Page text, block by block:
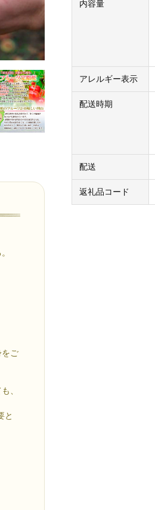
ご
、
と
内容量
アレルギー表示
配送時期
配送
返礼品コード